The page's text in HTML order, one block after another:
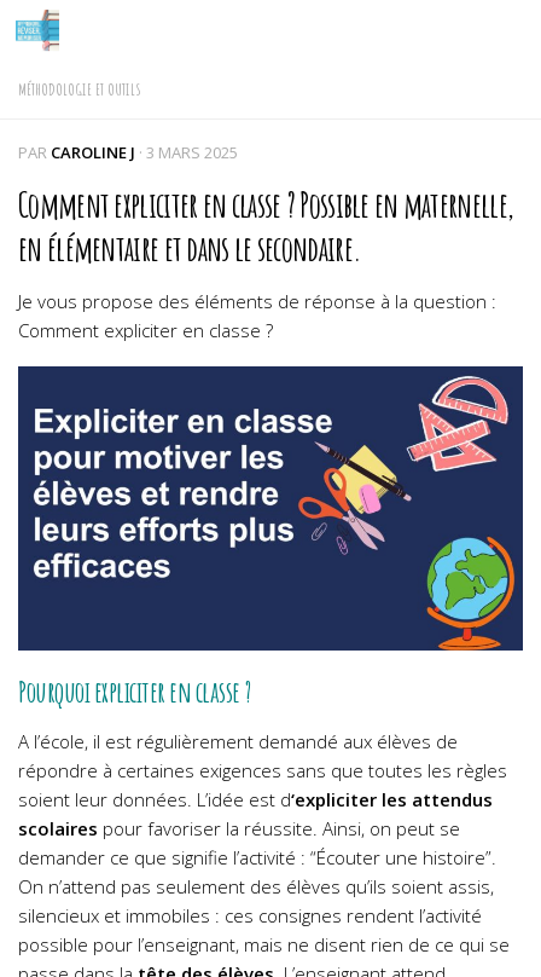
Skip to content
MÉTHODOLOGIE ET OUTILS
PAR CAROLINE J · 3 MARS 2025
Comment expliciter en classe ? Possible en maternelle,
en élémentaire et dans le secondaire.
Je vous propose des éléments de réponse à la question :
Comment expliciter en classe ?
Pourquoi expliciter en classe ?
A l’école, il est régulièrement demandé aux élèves de
répondre à certaines exigences sans que toutes les règles
soient leur données. L’idée est d‘expliciter les attendus
scolaires pour favoriser la réussite. Ainsi, on peut se
demander ce que signifie l’activité : “Écouter une histoire”.
On n’attend pas seulement des élèves qu’ils soient assis,
silencieux et immobiles : ces consignes rendent l’activité
possible pour l’enseignant, mais ne disent rien de ce qui se